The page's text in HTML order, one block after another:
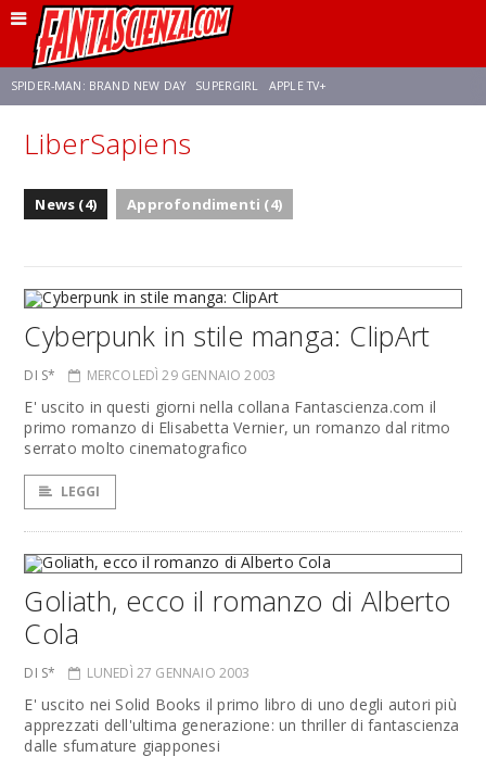
SPIDER-MAN: BRAND NEW DAY SUPERGIRL APPLE TV+
FRANCO RICCIARDIELLO ZENDAYA
LiberSapiens
News (4) Approfondimenti (4)
Cyberpunk in stile manga: ClipArt
DI S* MERCOLEDÌ 29 GENNAIO 2003
E' uscito in questi giorni nella collana Fantascienza.com il
primo romanzo di Elisabetta Vernier, un romanzo dal ritmo
serrato molto cinematografico
LEGGI
Goliath, ecco il romanzo di Alberto
Cola
DI S* LUNEDÌ 27 GENNAIO 2003
E' uscito nei Solid Books il primo libro di uno degli autori più
apprezzati dell'ultima generazione: un thriller di fantascienza
dalle sfumature giapponesi